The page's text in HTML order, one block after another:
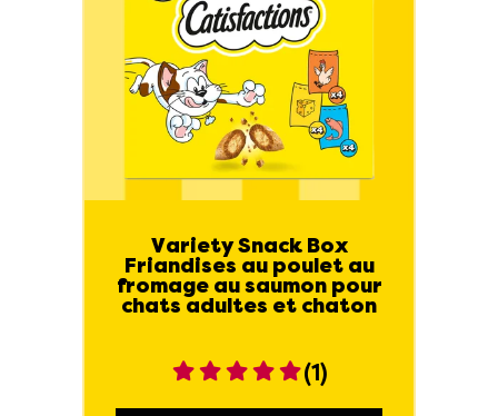
Variety Snack Box
Friandises au poulet au
fromage au saumon pour
chats adultes et chaton
(1)